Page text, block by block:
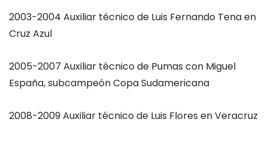
2003-2004 Auxiliar técnico de Luis Fernando Tena en
Cruz Azul
2005-2007 Auxiliar técnico de Pumas con Miguel
España, subcampeón Copa Sudamericana
2008-2009 Auxiliar técnico de Luis Flores en Veracruz